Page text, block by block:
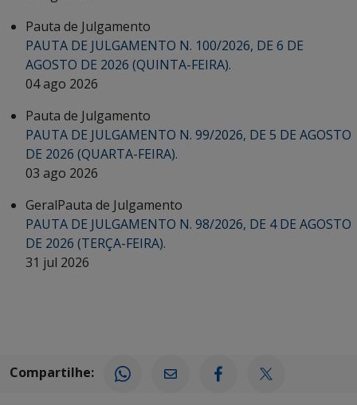
Pauta de Julgamento
PAUTA DE JULGAMENTO N. 100/2026, DE 6 DE
AGOSTO DE 2026 (QUINTA-FEIRA).
04 ago 2026
Pauta de Julgamento
PAUTA DE JULGAMENTO N. 99/2026, DE 5 DE AGOSTO
DE 2026 (QUARTA-FEIRA).
03 ago 2026
GeralPauta de Julgamento
PAUTA DE JULGAMENTO N. 98/2026, DE 4 DE AGOSTO
DE 2026 (TERÇA-FEIRA).
31 jul 2026
Compartilhe: